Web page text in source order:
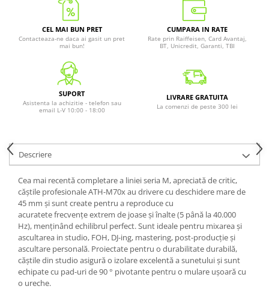
CEL MAI BUN PRET
Contacteaza-ne daca ai gasit un pret
mai bun!
CUMPARA IN RATE
Rate prin Raiffeisen, Card Avantaj,
BT, Unicredit, Garanti, TBI
SUPORT
Asistenta la achizitie - telefon sau
email L-V 10:00 - 18:00
LIVRARE GRATUITA
La comenzi de peste 300 lei
Descriere
Cea mai recentă completare a liniei seria M, apreciată de critic,
căștile profesionale ATH-M70x au drivere cu deschidere mare de
45 mm și sunt create pentru a reproduce cu
acuratete frecvențe extrem de joase și înalte (5 până la 40.000
Hz), menținând echilibrul perfect. Sunt ideale pentru mixarea și
ascultarea in studio, FOH, DJ-ing, mastering, post-producție și
ascultare personală. Proiectate pentru o durabilitate durabilă,
căștile din studio asigură o izolare excelentă a sunetului și sunt
echipate cu pad-uri de 90 ° pivotante pentru o mulare ușoară cu
o ureche.